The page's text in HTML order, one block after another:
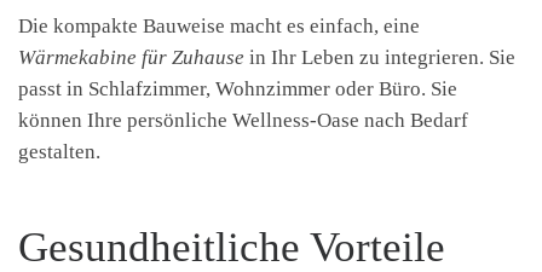
Die kompakte Bauweise macht es einfach, eine
Wärmekabine für Zuhause in Ihr Leben zu integrieren. Sie
passt in Schlafzimmer, Wohnzimmer oder Büro. Sie
können Ihre persönliche Wellness-Oase nach Bedarf
gestalten.
Gesundheitliche Vorteile